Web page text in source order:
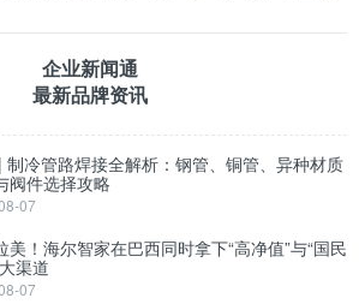
企业新闻通
最新品牌资讯
制冷管路焊接全解析：钢管、铜管、异种材质
阀件选择攻略
07
美！海尔智家在巴西同时拿下“高净值”与“国民
渠道
07